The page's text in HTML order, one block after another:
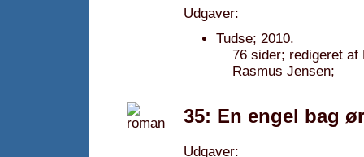
Udgaver:
Tudse; 2010.
76 sider; redigeret
Rasmus Jensen;
35: En engel bag
Udgaver: